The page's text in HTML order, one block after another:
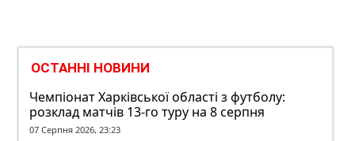
ОСТАННІ НОВИНИ
Чемпіонат Харківської області з футболу:
розклад матчів 13-го туру на 8 серпня
07 Серпня 2026, 23:23